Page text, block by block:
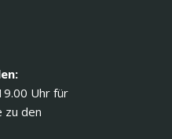
Uhr für
zu den